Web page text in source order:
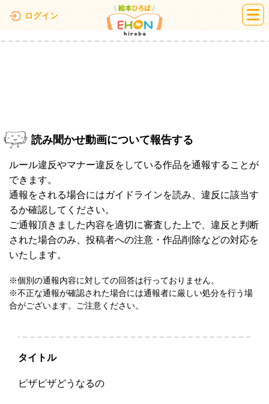
ログイン 絵本ひろば
読み聞かせ動画について報告する
ルール違反やマナー違反をしている作品を通報することが
できます。
通報をされる場合にはガイドラインを読み、違反に該当す
るか確認してください。
ご通報頂きました内容を適切に審査した上で、違反と判断
された場合のみ、投稿者への注意・作品削除などの対応を
いたします。
※個別の通報内容に対しての回答は行っておりません。
※不正な通報が確認された場合には通報者に厳しい処分を行う場
合がございます。ご注意ください。
タイトル
ピザピザどうなるの